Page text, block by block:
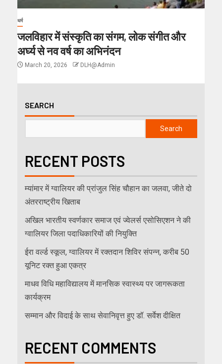
धर्म
जलविहार में संस्कृति का संगम, लोक संगीत और
अर्घ्य से नव वर्ष का अभिनंदन
March 20, 2026 DLH@Admin
SEARCH
Search
RECENT POSTS
म्यांमार में ग्वालियर की प्रांजुल सिंह चौहान का जलवा, जीते दो
अंतरराष्ट्रीय खिताब
अखिल भारतीय स्वर्णकार समाज एवं ज्वेलर्स एसोसिएशन ने की
ग्वालियर जिला पदाधिकारियों की नियुक्ति
ईरा वर्ल्ड स्कूल, ग्वालियर में रक्तदान शिविर संपन्न, करीब 50
यूनिट रक्त हुआ एकत्र
माधव विधि महाविद्यालय में मानसिक स्वास्थ्य पर जागरूकता
कार्यक्रम
सम्मान और विदाई के साथ सेवानिवृत्त हुए डॉ. सर्वेश दीक्षित
RECENT COMMENTS